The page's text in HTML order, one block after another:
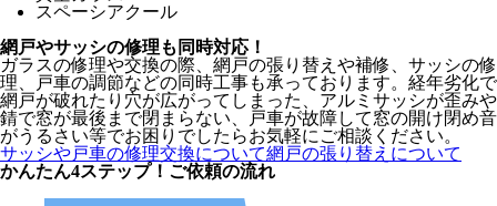
スペーシアクール
網戸やサッシの修理も同時対応！
ガラスの修理や交換の際、網戸の張り替えや補修、サッシの修
理、戸車の調節などの同時工事も承っております。経年劣化で
網戸が破れたり穴が広がってしまった、アルミサッシが歪みや
錆で窓が最後まで閉まらない、戸車が故障して窓の開け閉め音
がうるさい等でお困りでしたらお気軽にご相談ください。
サッシや戸車の修理交換について網戸の張り替えについて
かんたん4ステップ！ ご依頼の流れ